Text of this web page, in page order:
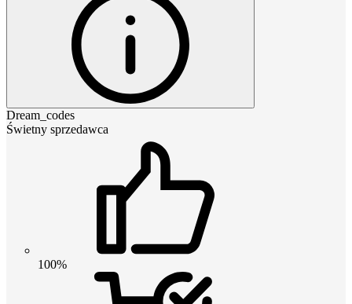
Dream_codes
Świetny sprzedawca
100%